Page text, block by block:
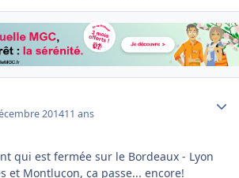
201411 ans
qui est fermée sur le Bordeaux - Lyon
et Montluçon, ça passe... encore!